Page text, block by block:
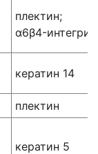
плектин;
α6β4-интегрин
кератин 14
плектин
кератин 5